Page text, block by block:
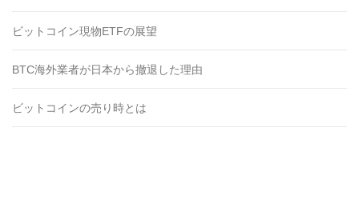
ビットコイン現物ETFの展望
BTC海外業者が日本から撤退した理由
ビットコインの売り時とは